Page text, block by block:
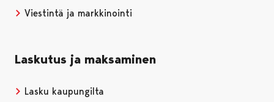
Viestintä ja markkinointi
Laskutus ja maksaminen
Lasku kaupungilta